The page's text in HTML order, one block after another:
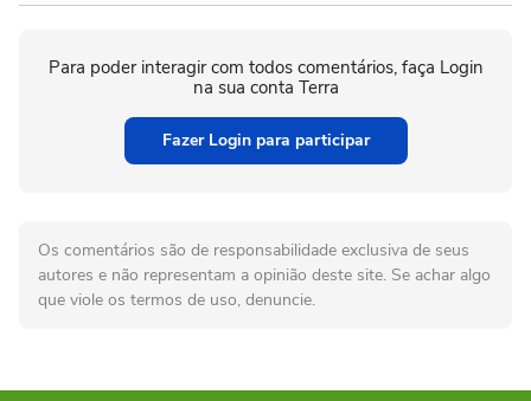
Para poder interagir com todos comentários, faça Login
na sua conta Terra
Fazer Login para participar
Os comentários são de responsabilidade exclusiva de seus
autores e não representam a opinião deste site. Se achar algo
que viole os termos de uso, denuncie.